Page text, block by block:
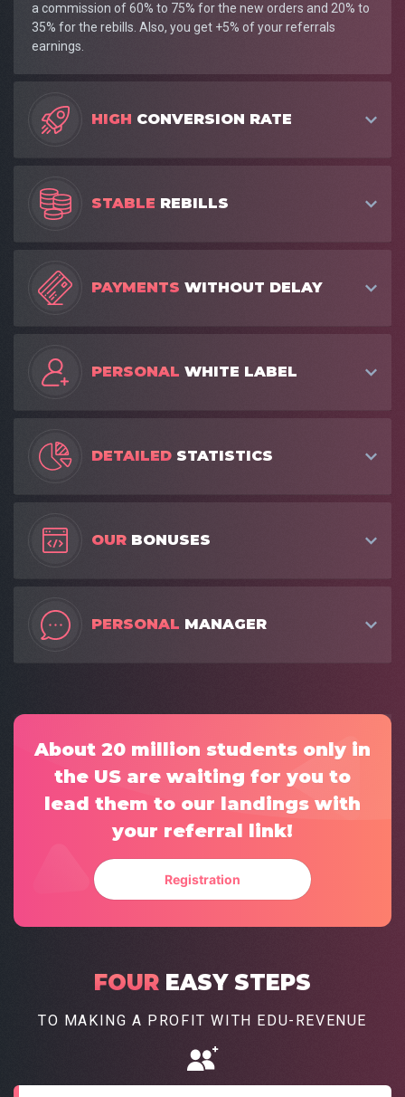
a commission of 60% to 75% for the new orders and 20% to
35% for the rebills. Also, you get +5% of your referrals
earnings.
HIGH CONVERSION RATE
STABLE REBILLS
PAYMENTS WITHOUT DELAY
PERSONAL WHITE LABEL
DETAILED STATISTICS
OUR BONUSES
PERSONAL MANAGER
About 20 million students only in
the US are waiting for you to
lead them to our landings with
your referral link!
Registration
FOUR EASY STEPS
TO MAKING A PROFITWITH EDU-REVENUE